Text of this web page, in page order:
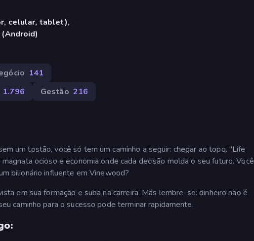
celular, tablet),
141
1.796 Gestão 216
um tostão, você só tem um caminho a seguir: chegar ao topo. "Life
ocioso e economia onde cada decisão molda o seu futuro. Você
bilionário influente em Vinewood?
em sua formação e suba na carreira. Mas lembre-se: dinheiro não é
caminho para o sucesso pode terminar rapidamente.